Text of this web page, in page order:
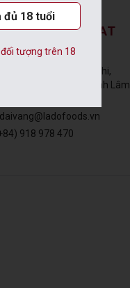
CHATEAU DALAT
Công Nghiệp Phát Chi,
Trường - Đà Lạt, Tỉnh Lâm
918 978 470
đủ 18 tuổi
tượng trên 18